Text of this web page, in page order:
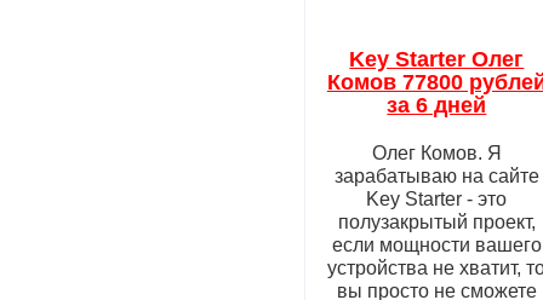
Key Starter Олег
Комов 77800
за 6 дней
Олег Комов. Я
зарабатываю на сайте
Key Starter - это
полузакрытый проект,
если мощности вашего
устройства не хватит,
вы просто не сможете